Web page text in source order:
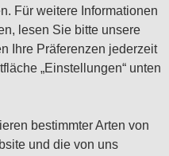
Für weitere Informationen
lesen Sie bitte unsere
Ihre Präferenzen jederzeit
„Einstellungen“ unten
bestimmter Arten von
und die von uns